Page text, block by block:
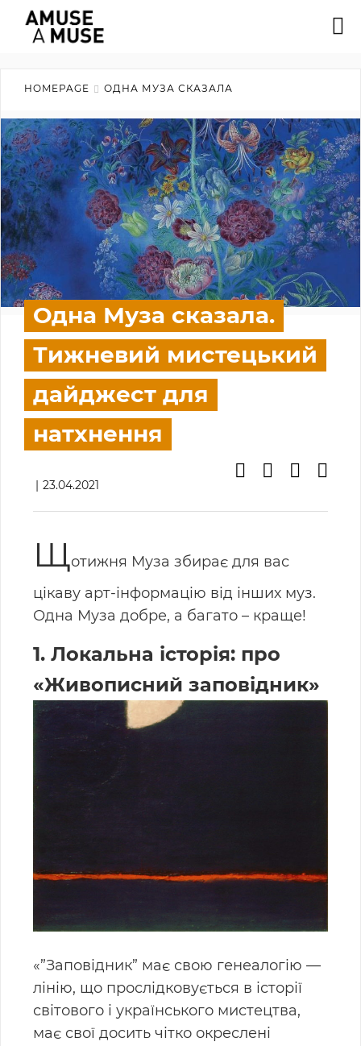
HOMEPAGE ОДНА МУЗА СКАЗАЛА
Одна Муза сказала.
Тижневий мистецький
дайджест для
натхнення
23.04.2021
Щотижня Муза збирає для вас
цікаву арт-інформацію від інших муз.
Одна Муза добре, а багато – краще!
1. Локальна історія: про
«Живописний заповідник»
«”Заповідник” має свою генеалогію —
лінію, що прослідковується в історії
світового і українського мистецтва,
має свої досить чітко окреслені